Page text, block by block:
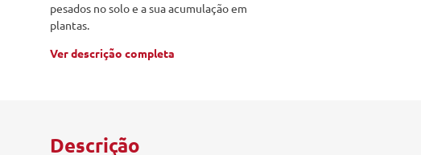
Meteorologia e Climatologia
Produtos Digitais
pesados no solo e a sua acumulação em
plantas.
Ver descrição completa
Descrição